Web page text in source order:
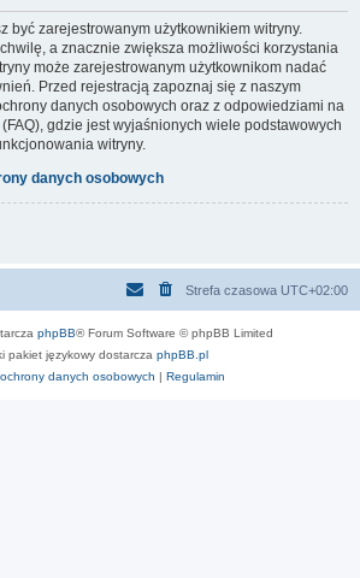
być zarejestrowanym użytkownikiem witryny.
a znacznie zwiększa możliwości korzystania
może zarejestrowanym użytkownikom nadać
Przed rejestracją zapoznaj się z naszym
danych osobowych oraz z odpowiedziami na
gdzie jest wyjaśnionych wiele podstawowych
witryny.
danych osobowych
Strefa czasowa UTC+02:00
phpBB® Forum Software © phpBB Limited
pakiet językowy dostarcza phpBB.pl
danych osobowych | Regulamin